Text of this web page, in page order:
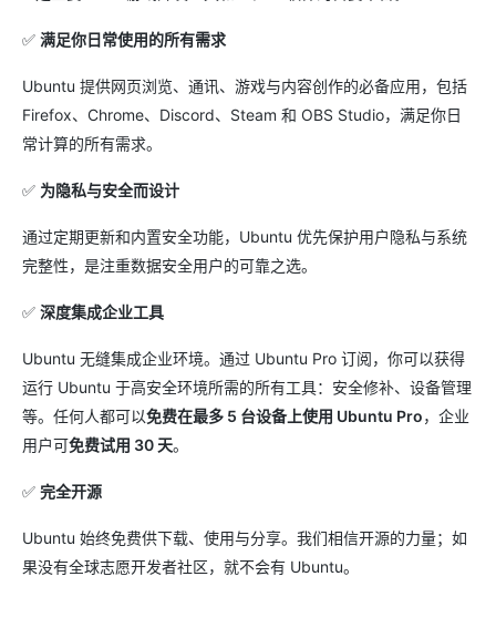
✅ 满足你日常使用的所有需求
Ubuntu 提供网页浏览、通讯、游戏与内容创作的必备应用，包括
Firefox、Chrome、Discord、Steam 和 OBS Studio，满足你日
常计算的所有需求。
✅ 为隐私与安全而设计
通过定期更新和内置安全功能，Ubuntu 优先保护用户隐私与系统
完整性，是注重数据安全用户的可靠之选。
✅ 深度集成企业工具
Ubuntu 无缝集成企业环境。通过 Ubuntu Pro 订阅，你可以获得
运行 Ubuntu 于高安全环境所需的所有工具：安全修补、设备管理
等。任何人都可以免费在最多 5 台设备上使用 Ubuntu Pro，企业
用户可免费试用 30 天。
✅ 完全开源
Ubuntu 始终免费供下载、使用与分享。我们相信开源的力量；如
果没有全球志愿开发者社区，就不会有 Ubuntu。